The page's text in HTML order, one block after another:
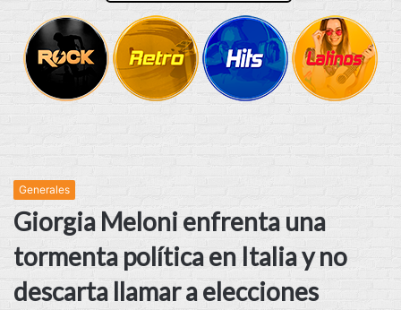
Generales
Giorgia Meloni enfrenta una
tormenta política en Italia y no
descarta llamar a elecciones